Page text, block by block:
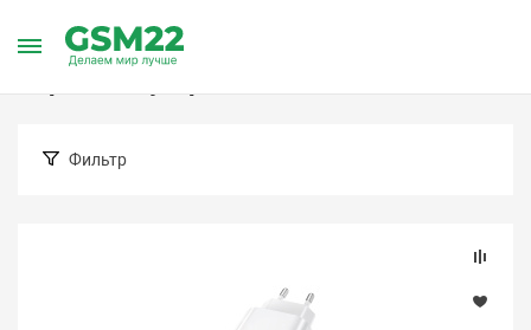
Главная Каталог товаров
Фильтр